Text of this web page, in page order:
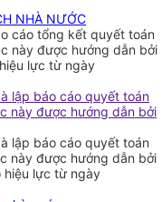
NHÀ NƯỚC
cáo tổng kết quyết toán
này được hướng dẫn bởi
lực từ ngày
lập báo cáo quyết toán
này được hướng dẫn bởi
lập báo cáo quyết toán
này được hướng dẫn bởi
hiệu lực từ ngày